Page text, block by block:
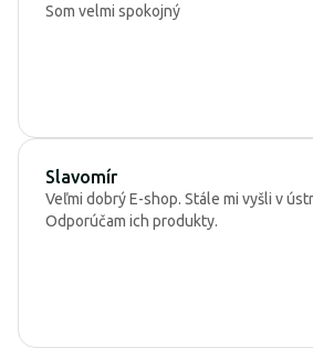
Som velmi spokojný
Slavomír
Veľmi dobrý E-shop. Stále mi vyšli v
Odporúčam ich produkty.